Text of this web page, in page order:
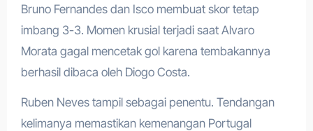
Bruno Fernandes dan Isco membuat skor tetap
imbang 3-3. Momen krusial terjadi saat Alvaro
Morata gagal mencetak gol karena tembakannya
berhasil dibaca oleh Diogo Costa.
Ruben Neves tampil sebagai penentu. Tendangan
kelimanya memastikan kemenangan Portugal